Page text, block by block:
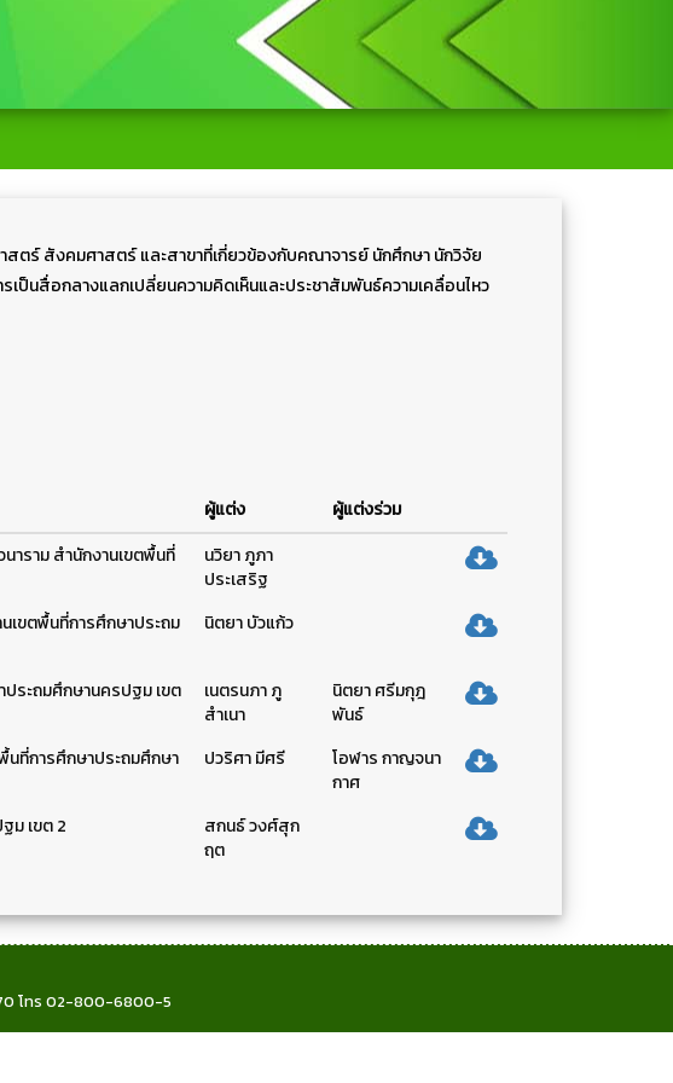
สตร์ สังคมศาสตร์ และสาขาที่เกี่ยวข้องกับคณาจารย์ นักศึกษา นักวิจัย
เป็นสื่อกลางแลกเปลี่ยนความคิดเห็นและประชาสัมพันธ์ความเคลื่อนไหว
ผู้แต่ง
ผู้แต่งร่วม
าราม สำนักงานเขตพื้นที่
นวิยา ภูภา
ประเสริฐ
ขตพื้นที่การศึกษาประถม
นิตยา บัวแก้ว
ประถมศึกษานครปฐม เขต
เนตรนภา ภู
สำเนา
นิตยา ศรีมกุฎ
พันธ์
ที่การศึกษาประถมศึกษา
ปวริศา มีศรี
โอฬาร กาญจนา
กาศ
ม เขต 2
สกนธ์ วงศ์สุก
ฤต
โทร 02-800-6800-5